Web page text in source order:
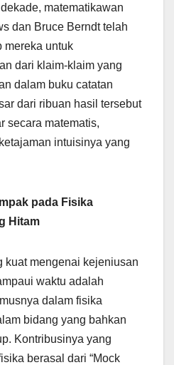
matematikawan
dan Bruce Berndt telah
mereka untuk
dari klaim-klaim yang
dalam buku catatan
dari ribuan hasil tersebut
secara matematis,
intuisinya yang
pada Fisika
Hitam
kuat mengenai kejeniusan
waktu adalah
dalam fisika
bidang yang bahkan
Kontribusinya yang
berasal dari “Mock